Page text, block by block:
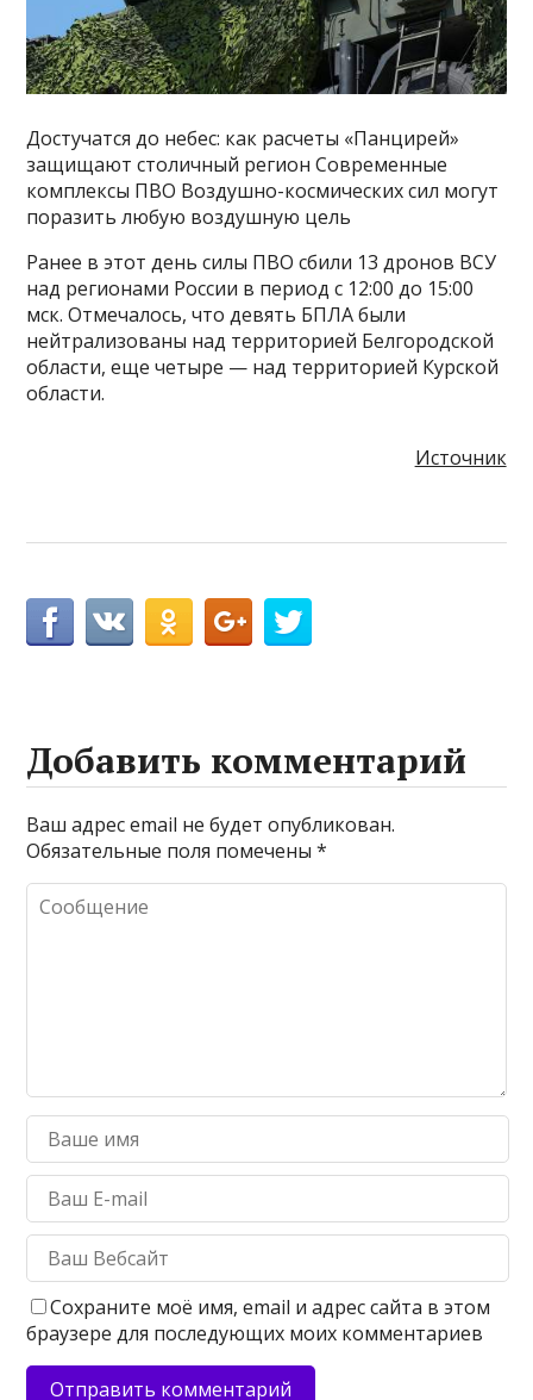
Достучатся до небес: как расчеты «Панцирей»
защищают столичный регион Современные
комплексы ПВО Воздушно-космических сил могут
поразить любую воздушную цель
Ранее в этот день силы ПВО сбили 13 дронов ВСУ
над регионами России в период с 12:00 до 15:00
мск. Отмечалось, что девять БПЛА были
нейтрализованы над территорией Белгородской
области, еще четыре — над территорией Курской
области.
Источник
Добавить комментарий
Ваш адрес email не будет опубликован.
Обязательные поля помечены*
Сохраните моё имя, email и адрес сайта в этом
браузере для последующих моих комментариев